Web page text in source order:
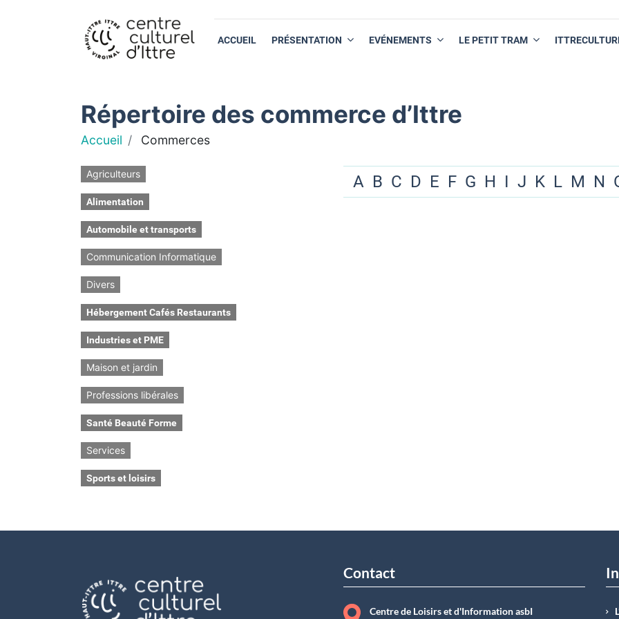
ACCUEIL PRÉSENTATION EVÉNEMENTS LE PETIT TRAM
Répertoire des commerce d’Ittre
Accueil Commerces
Agriculteurs
Alimentation
Automobile et transports
Communication Informatique
Divers
Hébergement Cafés Restaurants
Industries et PME
Maison et jardin
Professions libérales
Santé Beauté Forme
Services
Sports et loisirs
A B C D E F G H I J K L M N
Contact
Centre de Loisirs et d'Information asbI